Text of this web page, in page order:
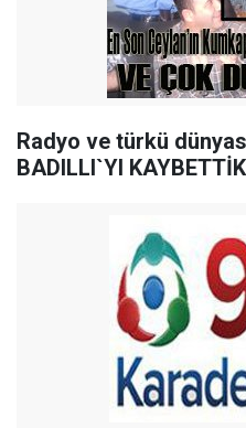
Radyo ve türkü
BADILLI`YI